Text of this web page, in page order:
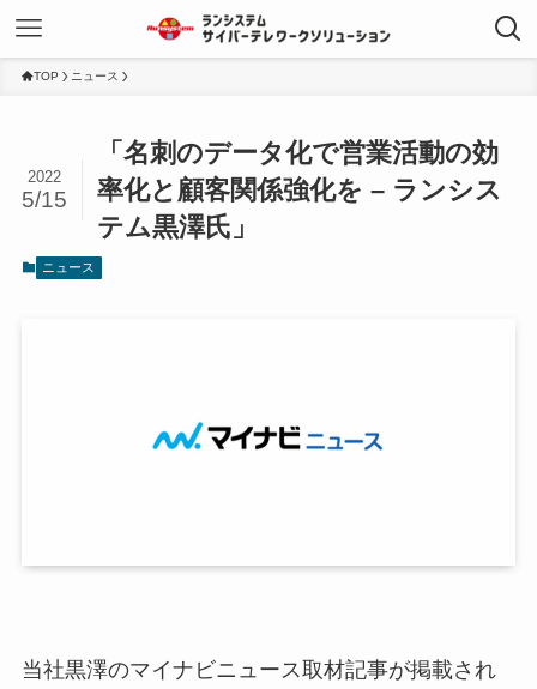
TOP ニュース
「名刺のデータ化で営業活動の効
率化と顧客関係強化を – ランシス
テム黒澤氏」
2022
5/15
ニュース
当社黒澤のマイナビニュース取材記事が掲載され